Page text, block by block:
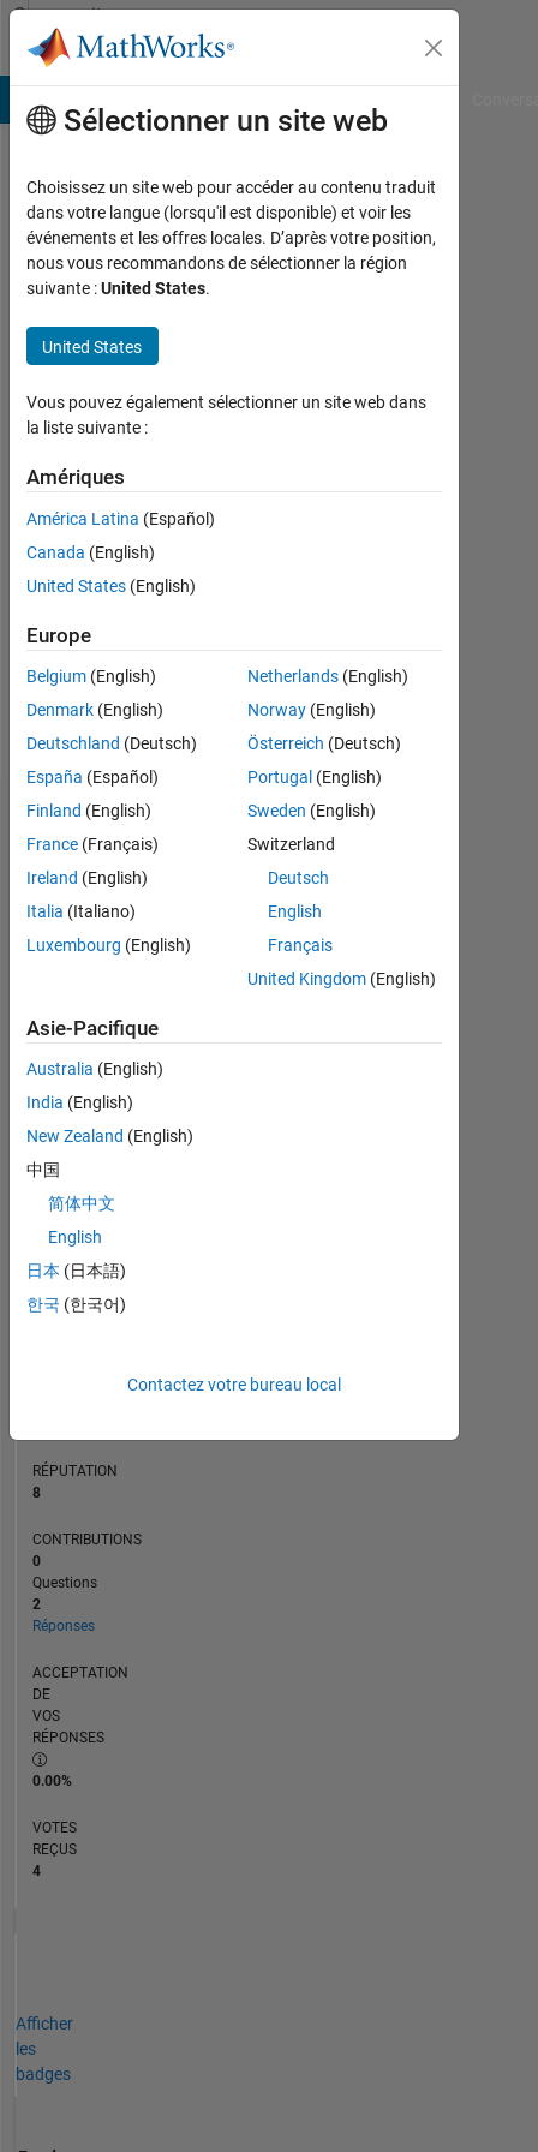
Passer au contenu
Community
Profile
Riccardo
Beniamino
Last
4
mois
|
depuis
2025
Followers:
0
Follow
Tableau de bord
Statistiques
MATLAB Answers
CONTRIBUTIONS
01/26
03/26
05/26
07/26
RANG
RÉPUTATION
8
CONTRIBUTIONS
0
Questions
2
Réponses
ACCEPTATION
DE
VOS
RÉPONSES
0.00%
VOTES
REÇUS
4
Afficher
les
badges
Sélectionner un site web
Choisissez un site web pour accéder au contenu traduit
dans votre langue (lorsqu'il est disponible) et voir les
événements et les offres locales. D’après votre position,
nous vous recommandons de sélectionner la région
suivante :United States.
United States
Vous pouvez également sélectionner un site web dans
la liste suivante :
Amériques
América Latina (Español)
Canada (English)
United States (English)
Europe
Belgium (English)
Denmark (English)
Deutschland (Deutsch)
España (Español)
Finland (English)
France (Français)
Ireland (English)
Italia (Italiano)
Luxembourg (English)
Netherlands(English)
Norway(English)
Österreich (Deutsch)
Portugal (English)
Sweden (English)
Switzerland
Deutsch
English
Français
United Kingdom(English)
Asie-Pacifique
Australia (English)
India (English)
New Zealand (English)
中国
简体中文
English
日本 (日本語)
한국 (한국어)
Contactez votre bureau local